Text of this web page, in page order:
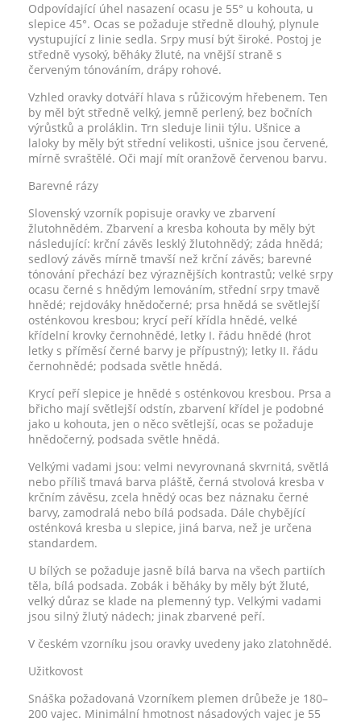
Odpovídající úhel nasazení ocasu je 55° u kohouta, u
slepice 45°. Ocas se požaduje středně dlouhý, plynule
vystupující z linie sedla. Srpy musí být široké. Postoj je
středně vysoký, běháky žluté, na vnější straně s
červeným tónováním, drápy rohové.
Vzhled oravky dotváří hlava s růžicovým hřebenem. Ten
by měl být středně velký, jemně perlený, bez bočních
výrůstků a proláklin. Trn sleduje linii týlu. Ušnice a
laloky by měly být střední velikosti, ušnice jsou červené,
mírně svraštělé. Oči mají mít oranžově červenou barvu.
Barevné rázy
Slovenský vzorník popisuje oravky ve zbarvení
žlutohnědém. Zbarvení a kresba kohouta by měly být
následující: krční závěs lesklý žlutohnědý; záda hnědá;
sedlový závěs mírně tmavší než krční závěs; barevné
tónování přechází bez výraznějších kontrastů; velké srpy
ocasu černé s hnědým lemováním, střední srpy tmavě
hnědé; rejdováky hnědočerné; prsa hnědá se světlejší
osténkovou kresbou; krycí peří křídla hnědé, velké
křídelní krovky černohnědé, letky I. řádu hnědé (hrot
letky s příměsí černé barvy je přípustný); letky II. řádu
černohnědé; podsada světle hnědá.
Krycí peří slepice je hnědé s osténkovou kresbou. Prsa a
břicho mají světlejší odstín, zbarvení křídel je podobné
jako u kohouta, jen o něco světlejší, ocas se požaduje
hnědočerný, podsada světle hnědá.
Velkými vadami jsou: velmi nevyrovnaná skvrnitá, světlá
nebo příliš tmavá barva pláště, černá stvolová kresba v
krčním závěsu, zcela hnědý ocas bez náznaku černé
barvy, zamodralá nebo bílá podsada. Dále chybějící
osténková kresba u slepice, jiná barva, než je určena
standardem.
U bílých se požaduje jasně bílá barva na všech partiích
těla, bílá podsada. Zobák i běháky by měly být žluté,
velký důraz se klade na plemenný typ. Velkými vadami
jsou silný žlutý nádech; jinak zbarvené peří.
V českém vzorníku jsou oravky uvedeny jako zlatohnědé.
Užitkovost
Snáška požadovaná Vzorníkem plemen drůbeže je 180–
200 vajec. Minimální hmotnost násadových vajec je 55